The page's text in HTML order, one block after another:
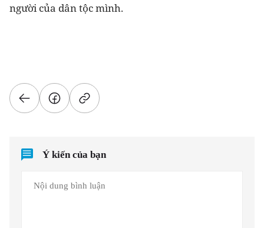
người của dân tộc mình.
Ý kiến của bạn